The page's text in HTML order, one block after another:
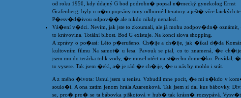
od roku 1950, kdy údajný G bod podrobn� popsal n�mecký gynekolog Ernst
Gräfenberg, byly o n�m popsány tuny odborné literatury a ješt� více laických
P�esv�d�ivou odpov�� ale nikdo nikdy nenalezl.
Vá�ení v�dci. Nevím, jak jste to zkoumali, ale já mohu zodpov�dn�
to krávovina. Totální blbost. Bod G existuje. Na konci slova shopping.
A zprávy o po�así: Léto p�erušeno. Ch�ije a ch�ije, jak �íkal d�da
kultovním filmu Na samot� u lesa. Pavouk se ptal, co to znamená, �e
jsem mu do terárka tolik vody, �e musel utéct na st�echu dome�ku. Povídal,
to vysere. Tak jsem �ekl, a� je rád �e ch�ije, �e u nás by mohlo i srát.
A z mého �ivota: Usnul jsem u tenisu. Vzbudil mne pocit, �e mi n�kdo v
soulo�í. A ona zatím jenom hrála Azarenková. Tak jsem si dal kus bábovky.
se, pro� pro� se ta bábovka piškotová v hub� tak krásn� rozsypává.